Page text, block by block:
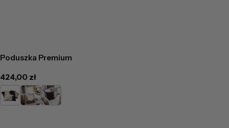
Poduszka Premium
Cena
regularna
424,00 zł
ŁaciatyJasno
Brązowa
Czarny